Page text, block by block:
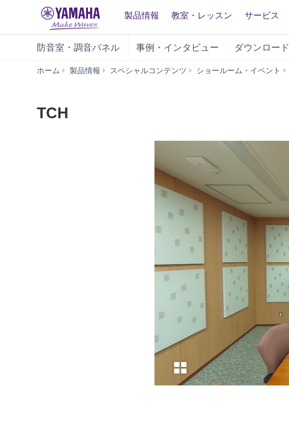
製品情報 教室・レッスン サービス
防音室・調音パネル 事例・インタビュー ダウンロード
ホーム 製品情報 スペシャルコンテンツ ショールーム・イベント
TCH